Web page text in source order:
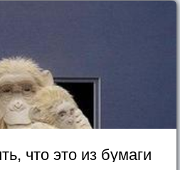
что это из бумаги